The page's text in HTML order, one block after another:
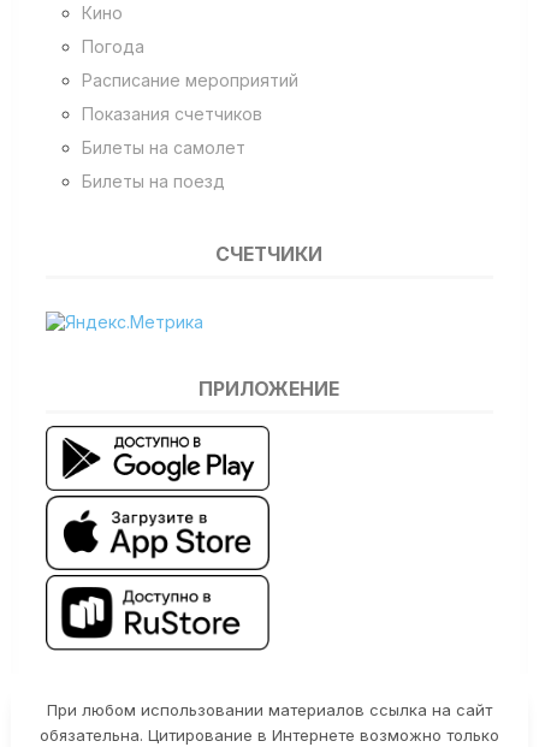
Кино
Погода
Расписание мероприятий
Показания счетчиков
Билеты на самолет
Билеты на поезд
СЧЕТЧИКИ
ПРИЛОЖЕНИЕ
При любом использовании материалов ссылка на сайт
обязательна. Цитирование в Интернете возможно только